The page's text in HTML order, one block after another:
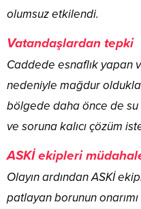
olumsuz etkilendi.
Vatandaşlardan tepki
Caddede esnaflık yapan
nedeniyle mağdur
bölgede daha önce de su
ve soruna kalıcı çözüm
ASKİ ekipleri
Olayın ardından ASKİ
patlayan borunun